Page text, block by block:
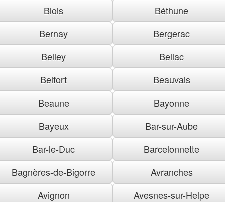
Blois
Béthune
Bernay
Bergerac
Belley
Bellac
Belfort
Beauvais
Beaune
Bayonne
Bayeux
Bar-sur-Aube
Bar-le-Duc
Barcelonnette
Bagnères-de-Bigorre
Avranches
Avignon
Avesnes-sur-Helpe